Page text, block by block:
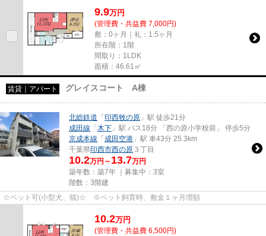
9.9万円
(管理費・共益費 7,000円)
敷：0ヶ月｜礼：1.5ヶ月
所在階：1階
間取り：1LDK
面積：46.61㎡
賃貸｜アパート グレイスコート A棟
北総鉄道 「印西牧の原 」駅 徒歩21分
成田線 「木下 」駅 バス18分 「西の原小学校前」 停歩5分
京成本線 「成田空港 」駅 車43分 25.3km
千葉県印西市西の原 ３丁目
10.2万円～ 13.7万円
築年数：築7年 ｜募集中： 3室
階数：3階建
☆ペット可(小型犬、猫)☆ ※ペット飼育時、敷金１ヶ月増額
10.2万円
(管理費・共益費 6,500円)